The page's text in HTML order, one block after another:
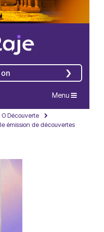
Navigation
Menu
O Découverte
émission de découvertes